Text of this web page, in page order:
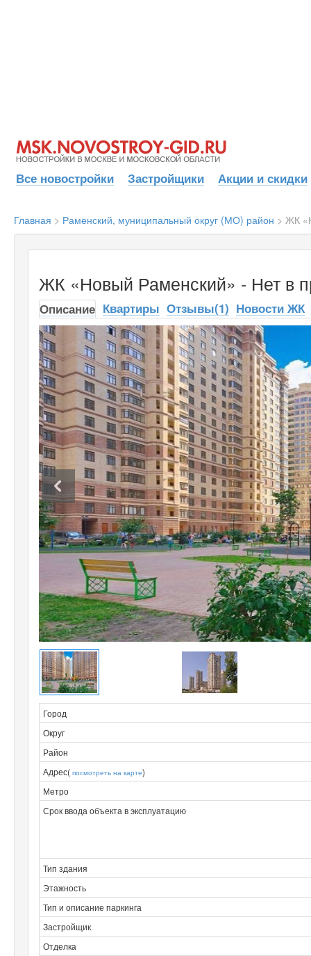
Все новостройки Застройщики Акции и скидки
Главная > Раменский, муниципальный округ (МО) район > ЖК
ЖК «Новый Раменский» - Нет в
Описание Квартиры Отзывы(1) Новости ЖК
Город
Округ
Район
Адрес( посмотреть на карте)
Метро
Срок ввода объекта в эксплуатацию
Тип здания
Этажность
Тип и описание паркинга
Застройщик
Отделка